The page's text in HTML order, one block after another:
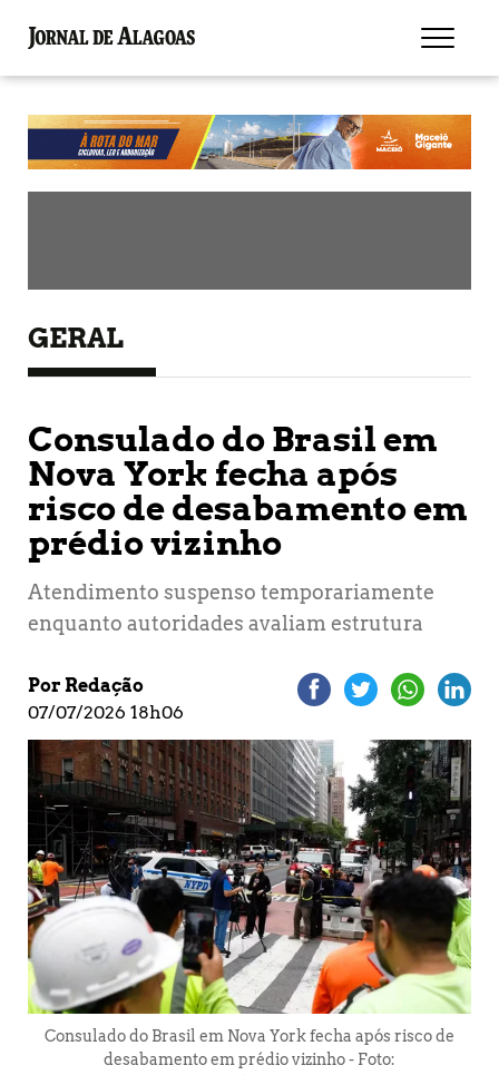
GERAL
Consulado do Brasil em
Nova York fecha após
risco de desabamento em
prédio vizinho
Atendimento suspenso temporariamente
enquanto autoridades avaliam estrutura
Por Redação
07/07/2026 18h06
Consulado do Brasil em Nova York fecha após risco de
desabamento em prédio vizinho - Foto: